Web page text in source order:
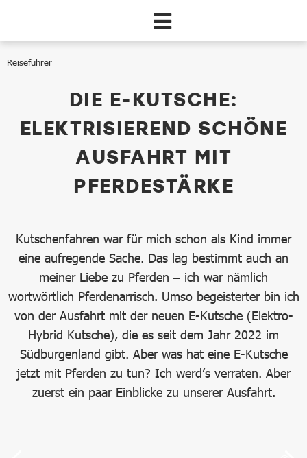
Reiseführer
E-KutschenfahrtDIE E-KUTSCHE:
ELEKTRISIEREND SCHÖNE
AUSFAHRT MIT
PFERDESTÄRKE
Kutschenfahren war für mich schon als Kind immer
eine aufregende Sache. Das lag bestimmt auch an
meiner Liebe zu Pferden – ich war nämlich
wortwörtlich Pferdenarrisch. Umso begeisterter bin ich
von der Ausfahrt mit der neuen E-Kutsche (Elektro-
Hybrid Kutsche), die es seit dem Jahr 2022 im
Südburgenland gibt. Aber was hat eine E-Kutsche
jetzt mit Pferden zu tun? Ich werd’s verraten. Aber
zuerst ein paar Einblicke zu unserer Ausfahrt.